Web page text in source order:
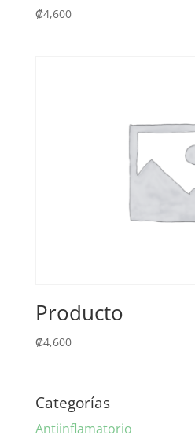
₡4,600
Producto
₡4,600
Categorías
Antiinflamatorio